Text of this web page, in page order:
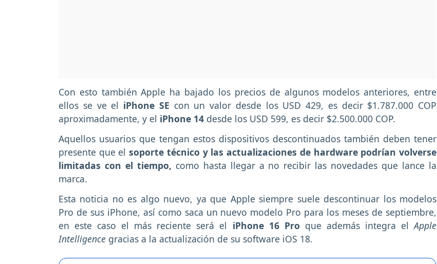
Con esto también Apple ha bajado los precios de algunos modelos anteriores, entre
ellos se ve el iPhone SE con un valor desde los USD 429, es decir $1.787.000 COP
aproximadamente, y el iPhone 14 desde los USD 599, es decir $2.500.000 COP.
Aquellos usuarios que tengan estos dispositivos descontinuados también deben tener
presente que elsoporte técnico y las actualizaciones de hardware podrían volverse
limitadas con el tiempo, como hasta llegar a no recibir las novedades que lance la
marca.
Esta noticia no es algo nuevo, ya que Apple siempre suele descontinuar los modelos
Pro de sus iPhone, así como saca un nuevo modelo Pro para los meses de septiembre,
en este caso el más reciente será el iPhone 16 Pro que además integra elApple
Intelligence gracias a la actualización de su software iOS 18.